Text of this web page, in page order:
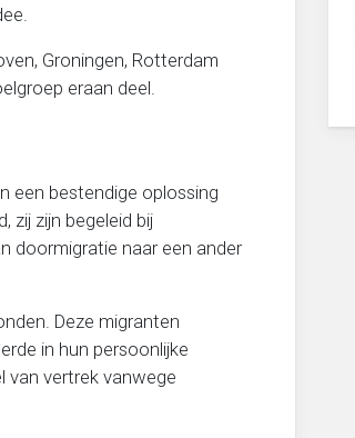
Groningen, Rotterdam
eraan deel.
een bestendige oplossing
zij zijn begeleid bij
doormigratie naar een ander
Deze migranten
in hun persoonlijke
van vertrek vanwege